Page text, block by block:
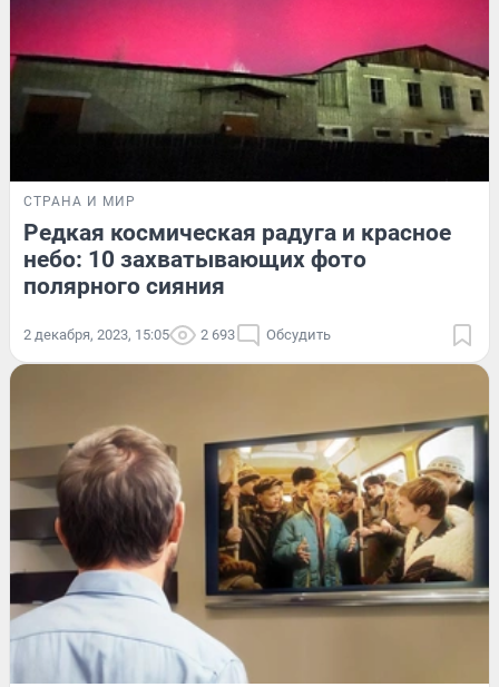
СТРАНА И МИР
Редкая космическая радуга и красное
небо: 10 захватывающих фото
полярного сияния
2 декабря, 2023, 15:05 2 693 Обсудить